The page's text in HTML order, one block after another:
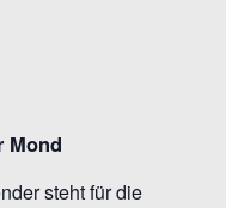
Mond
steht für die